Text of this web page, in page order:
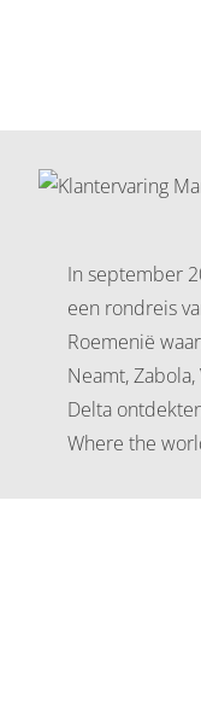
In september
een rondreis
Roemenië
Neamt,
Delta
Where the